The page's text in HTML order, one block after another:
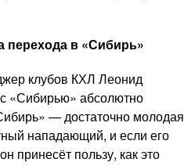
перехода в «Сибирь»
клубов КХЛ Леонид
«Сибирью» абсолютно
— достаточно молодая
нападающий, и если его
принесёт пользу, как это